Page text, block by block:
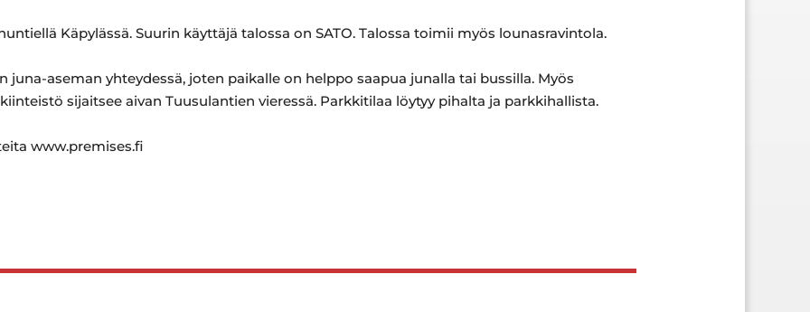
Käpylässä. Suurin käyttäjä talossa on SATO. Talossa toimii myös lounasravintola.
juna-aseman yhteydessä, joten paikalle on helppo saapua junalla tai bussilla. Myös
sijaitsee aivan Tuusulantien vieressä. Parkkitilaa löytyy pihalta ja parkkihallista.
www.premises.fi